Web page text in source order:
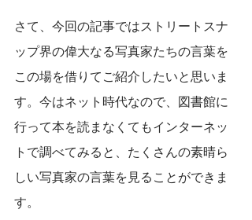
さて、今回の記事ではストリートスナ
ップ界の偉大なる写真家たちの言葉を
この場を借りてご紹介したいと思いま
す。今はネット時代なので、図書館に
行って本を読まなくてもインターネッ
トで調べてみると、たくさんの素晴ら
しい写真家の言葉を見ることができま
す。